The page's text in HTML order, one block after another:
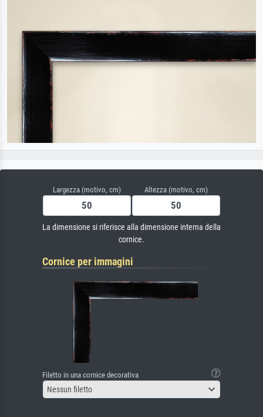
Largezza (motivo, cm) Altezza (motivo, cm)
La dimensione si riferisce alla dimensione interna della
cornice.
Cornice per immagini
Filetto in una cornice decorativa
Nessun filetto